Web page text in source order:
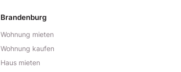
Brandenburg
Wohnung mieten
Wohnung kaufen
Haus mieten